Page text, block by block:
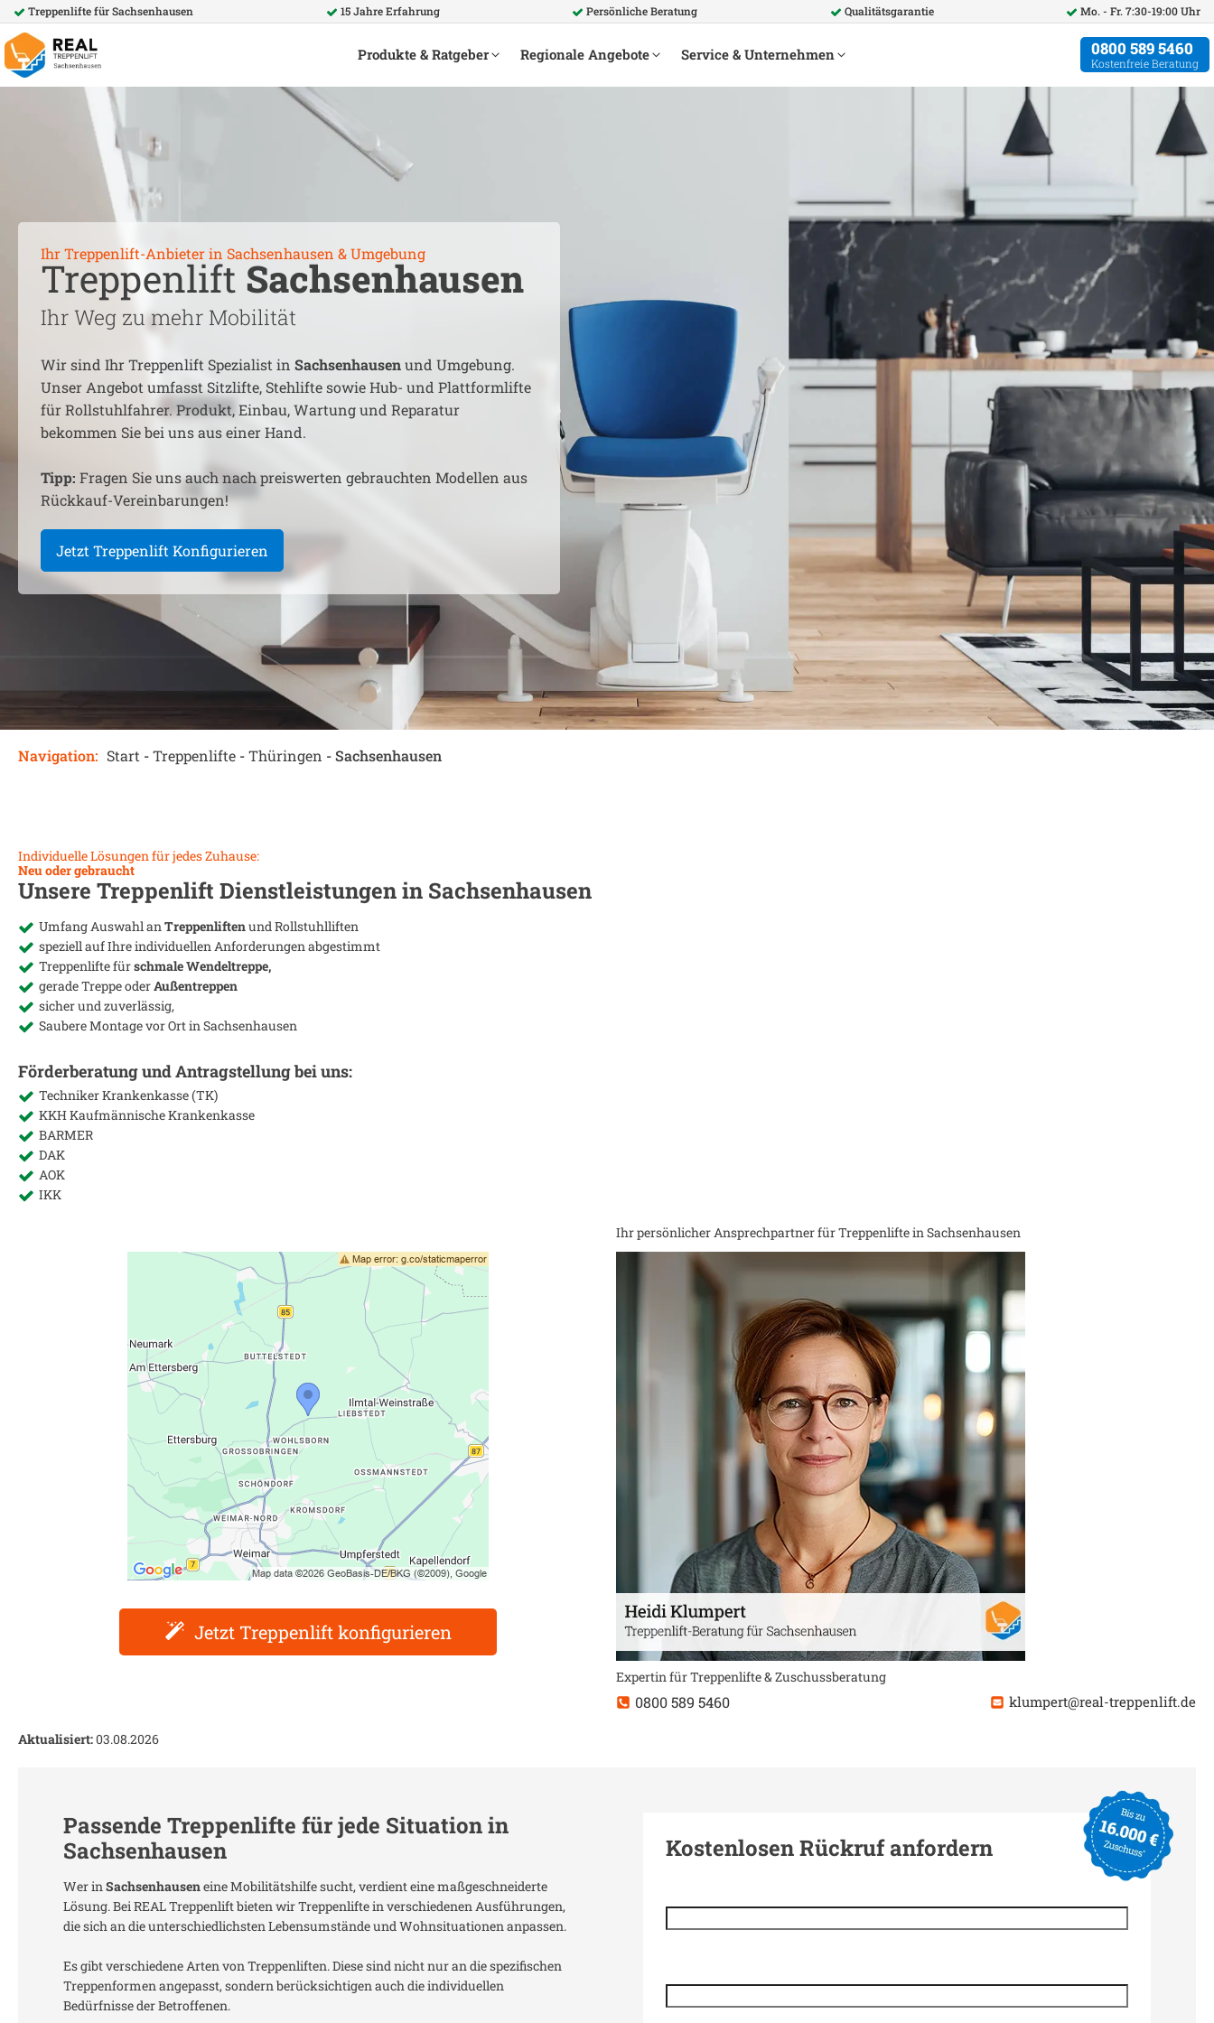
Treppenlifte fürSachsenhausen 15 Jahre Erfahrung Persönliche Beratung Qualitätsgarantie Mo. - Fr. 7:30-19:00 Uhr
Produkte & Ratgeber Regionale Angebote Service & Unternehmen 0800 589 5460
Kostenfreie Beratung
Ihr Treppenlift-Anbieter in Sachsenhausen & Umgebung
Treppenlift Sachsenhausen
Ihr Weg zu mehr Mobilität
Wir sind Ihr Treppenlift Spezialist in Sachsenhausenund Umgebung.
Unser Angebot umfasst Sitzlifte, Stehlifte sowie Hub- und Plattformlifte
für Rollstuhlfahrer. Produkt, Einbau, Wartung und Reparatur
bekommen Sie bei uns aus einer Hand.
Tipp: Fragen Sie uns auch nach preiswerten gebrauchten Modellen aus
Rückkauf-Vereinbarungen!
Jetzt Treppenlift Konfigurieren
Navigation: Start -Treppenlifte -Thüringen -Sachsenhausen
Individuelle Lösungen für jedes Zuhause:
Neu oder gebraucht
Unsere Treppenlift Dienstleistungen in Sachsenhausen
Umfang Auswahl an Treppenliftenund Rollstuhlliften
speziell auf Ihre individuellen Anforderungen abgestimmt
Treppenlifte fürschmale Wendeltreppe,
gerade Treppe oderAußentreppen
sicher und zuverlässig,
Saubere Montage vor Ort in Sachsenhausen
Förderberatung und Antragstellung bei uns:
Techniker Krankenkasse (TK)
KKH Kaufmännische Krankenkasse
BARMER
DAK
AOK
IKK
Jetzt Treppenlift konfigurieren
Ihr persönlicher Ansprechpartner für Treppenlifte in Sachsenhausen
Expertin für Treppenlifte & Zuschussberatung
0800 589 5460 klumpert@real-treppenlift.de
Aktualisiert:03.08.2026
Passende Treppenlifte für jede Situation in
Sachsenhausen
Wer in Sachsenhauseneine Mobilitätshilfe sucht, verdient eine maßgeschneiderte
Lösung. Bei REAL Treppenlift bieten wir Treppenlifte in verschiedenen Ausführungen,
die sich an die unterschiedlichsten Lebensumstände und Wohnsituationen anpassen.
Es gibt verschiedene Arten von Treppenliften. Diese sind nicht nur an die spezifischen
Treppenformen angepasst, sondern berücksichtigen auch die individuellen
Bedürfnisse der Betroffenen.
Kostenlosen Rückruf anfordern